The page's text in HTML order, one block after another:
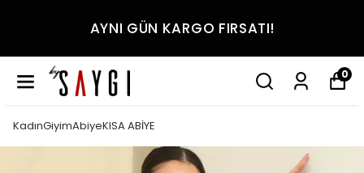
AYNI GÜN KARGO FIRSATI!
0
KadınGiyimAbiyeKISA ABİYE